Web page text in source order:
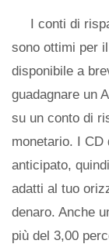
I conti di
sono ottimi per
disponibile a
guadagnare un
su un conto di
monetario. I CD
anticipato,
adatti al tuo
denaro. Anche
più del 3,00